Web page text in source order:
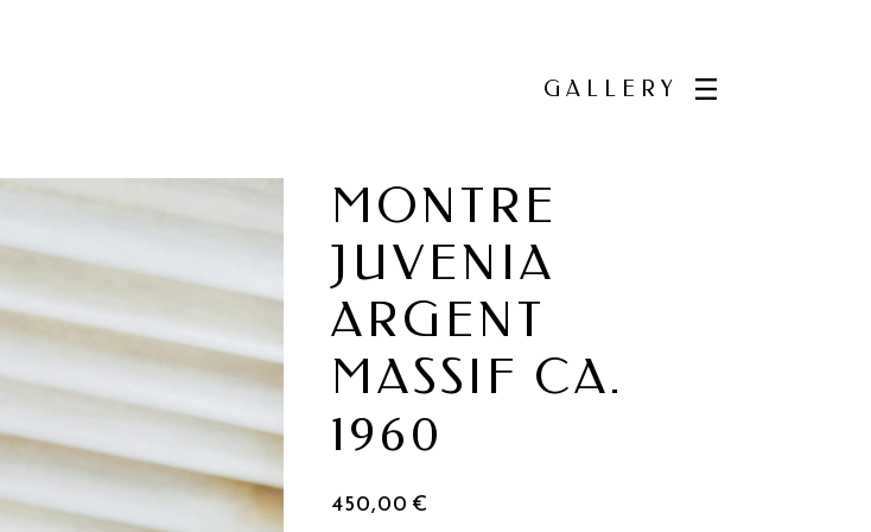
GALLERY
MONTRE
JUVENIA
ARGENT
MASSIF CA.
1960
450,00 €